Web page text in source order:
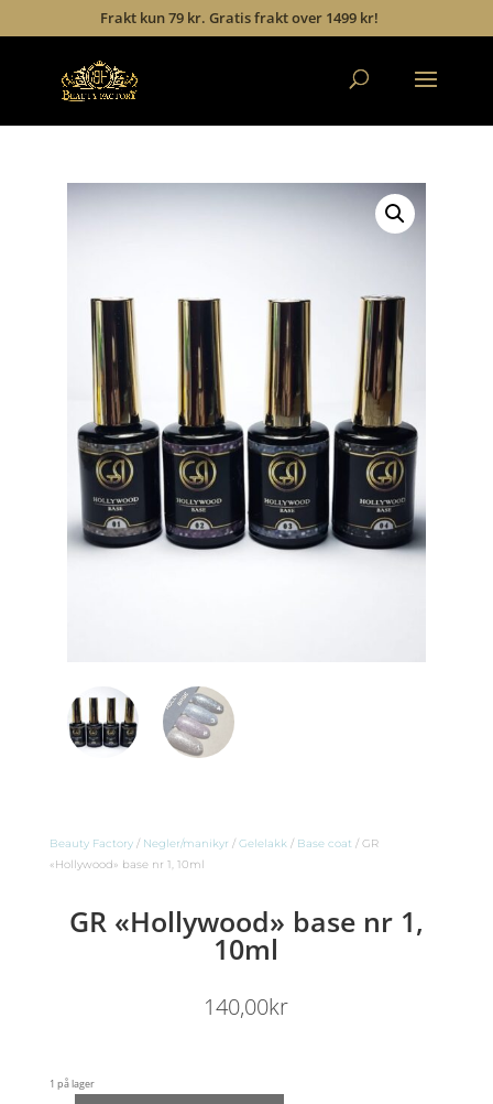
Frakt kun 79 kr. Gratis frakt over 1499 kr!
Beauty Factory/ Negler/manikyr / Gelelakk/ Base coat/ GR
«Hollywood» base nr 1, 10ml
GR «Hollywood» base nr 1,
10ml
140,00kr
1 på lager